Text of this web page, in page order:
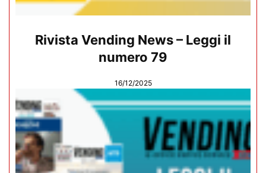
Rivista Vending News – Leggi il
numero 79
16/12/2025